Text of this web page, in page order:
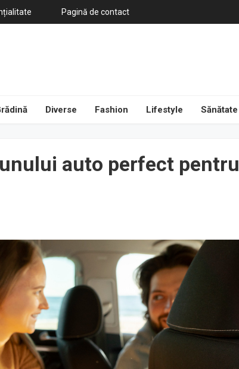
Pagină de contact
Diverse Fashion Lifestyle Sănătate
auto perfect pentru